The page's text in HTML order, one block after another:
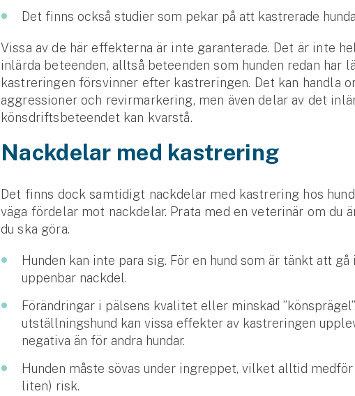
Se alla försäkringar
Det finns också studier som pekar på att kastrerade
Vissa av de här effekterna är inte garanterade. Det är inte
inlärda beteenden, alltså beteenden som hunden redan har
kastreringen försvinner efter kastreringen. Det kan handla
aggressioner och revirmarkering, men även delar av det
könsdriftsbeteendet kan kvarstå.
Nackdelar med kastrering
Det finns dock samtidigt nackdelar med kastrering hos
väga fördelar mot nackdelar. Prata med en veterinär om du
du ska göra.
Hunden kan inte para sig. För en hund som är tänkt att gå
uppenbar nackdel.
Förändringar i pälsens kvalitet eller minskad
utställningshund kan vissa effekter av kastreringen
negativa än för andra hundar.
Hunden måste sövas under ingreppet, vilket alltid
liten) risk.